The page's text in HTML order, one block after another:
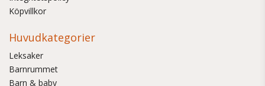
Köpvillkor
Huvudkategorier
Leksaker
Barnrummet
Barn & baby